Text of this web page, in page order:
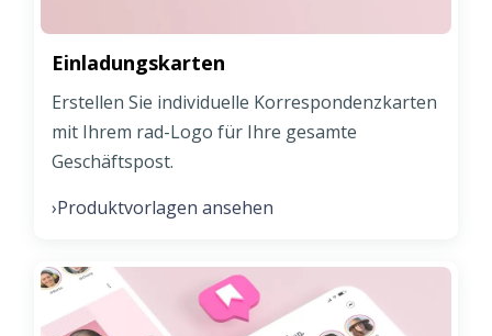
Einladungskarten
Erstellen Sie individuelle Korrespondenzkarten
mit Ihrem rad-Logo für Ihre gesamte
Geschäftspost.
›Produktvorlagen ansehen